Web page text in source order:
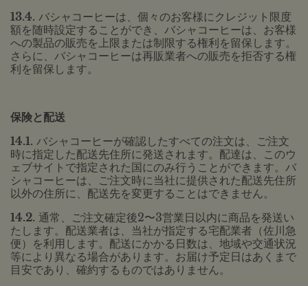
13.4. バシャコーヒーは、個々のお客様にクレジット限度
額を随時設定することができ、バシャコーヒーは、お客様
への製品の販売を上限または制限する権利を留保します。
さらに、バシャコーヒーは再販業者への販売を拒否する権
利を留保します。
保険と配送
14.1. バシャコーヒーが確認したすべての注文は、ご注文
時に指定した配送先住所に発送されます。配達は、このウ
ェブサイトで指定された国にのみ行うことができます。バ
シャコーヒーは、ご注文時に当社に提供された配送先住所
以外の住所に、配送先を変更することはできません。
14.2. 通常、ご注文確定後2〜3営業日以内に商品を発送い
たします。配送業者は、当社が指定する宅配業者（佐川急
便）を利用します。配送にかかる日数は、地域や交通状況
等により異なる場合があります。お届け予定日はあくまで
目安であり、確約するものではありません。